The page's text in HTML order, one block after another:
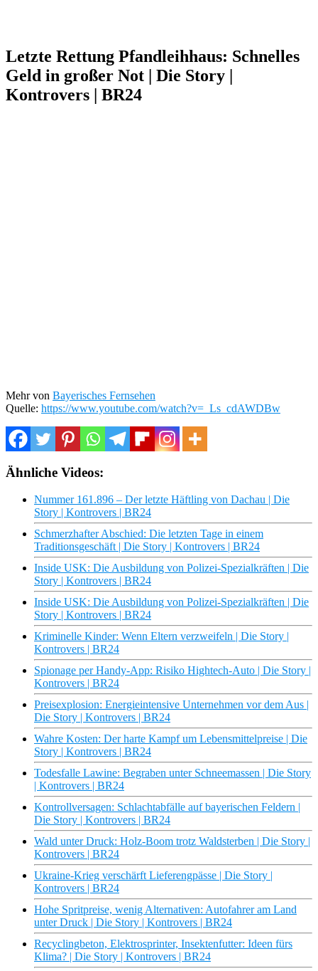
Letzte Rettung Pfandleihhaus: Schnelles
Geld in großer Not | Die Story |
Kontrovers | BR24
Mehr von Bayerisches Fernsehen
Quelle: https://www.youtube.com/watch?v=_Ls_cdAWDBw
Ähnliche Videos:
Nummer 161.896 – Der letzte Häftling von Dachau | Die
Story | Kontrovers | BR24
Schmerzhafter Abschied: Die letzten Tage in einem
Traditionsgeschäft | Die Story | Kontrovers | BR24
Inside USK: Die Ausbildung von Polizei-Spezialkräften | Die
Story | Kontrovers | BR24
Inside USK: Die Ausbildung von Polizei-Spezialkräften | Die
Story | Kontrovers | BR24
Kriminelle Kinder: Wenn Eltern verzweifeln | Die Story |
Kontrovers | BR24
Spionage per Handy-App: Risiko Hightech-Auto | Die Story |
Kontrovers | BR24
Preisexplosion: Energieintensive Unternehmen vor dem Aus |
Die Story | Kontrovers | BR24
Wahre Kosten: Der harte Kampf um Lebensmittelpreise | Die
Story | Kontrovers | BR24
Todesfalle Lawine: Begraben unter Schneemassen | Die Story
| Kontrovers | BR24
Kontrollversagen: Schlachtabfälle auf bayerischen Feldern |
Die Story | Kontrovers | BR24
Wald unter Druck: Holz-Boom trotz Waldsterben | Die Story |
Kontrovers | BR24
Ukraine-Krieg verschärft Lieferengpässe | Die Story |
Kontrovers | BR24
Hohe Spritpreise, wenig Alternativen: Autofahrer am Land
unter Druck | Die Story | Kontrovers | BR24
Recyclingbeton, Elektrosprinter, Insektenfutter: Ideen fürs
Klima? | Die Story | Kontrovers | BR24